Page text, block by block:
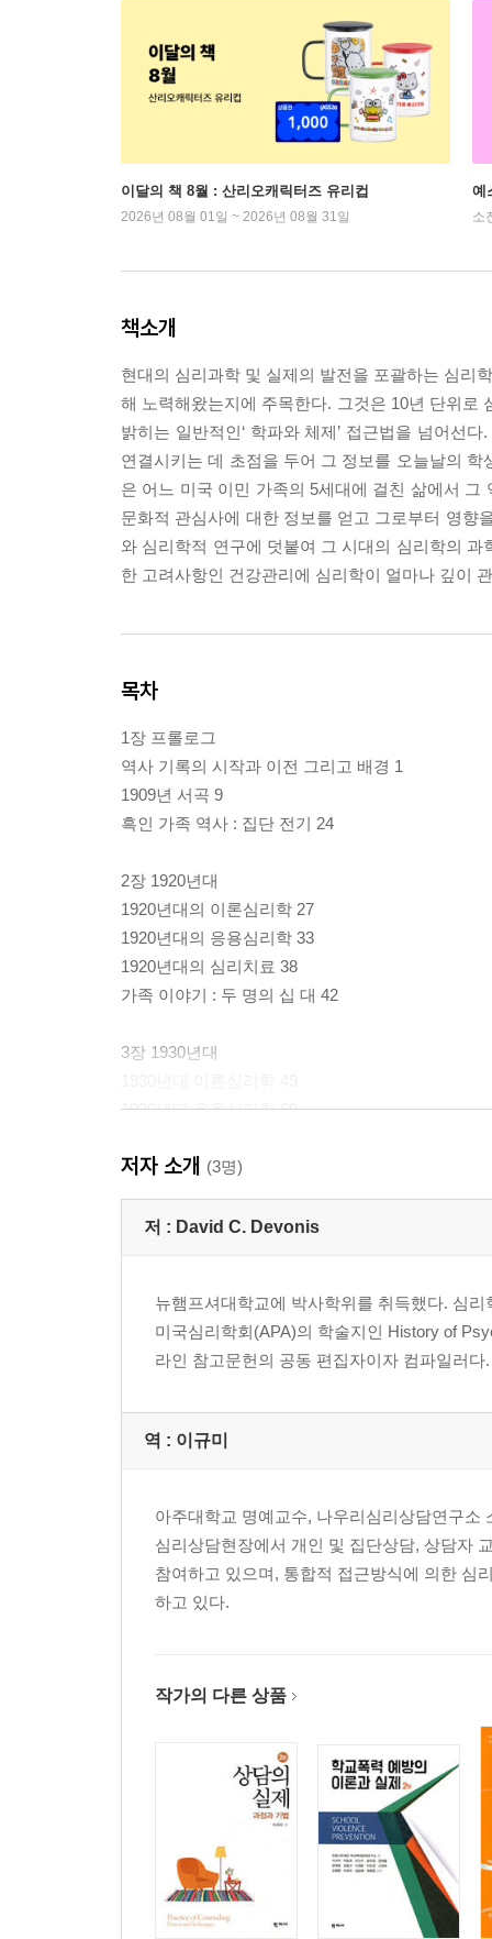
이달의 책 8월 : 산리오캐릭터즈 유리컵
2026년 08월 01일 ~ 2026년 08월 31일
예
소
책소개
현대의 심리과학 및 실제의 발전을 포괄하는 심리
해 노력해왔는지에 주목한다. 그것은 10년 단위로
밝히는 일반적인‘ 학파와 체제’ 접근법을 넘어선
연결시키는 데 초점을 두어 그 정보를 오늘날의
은 어느 미국 이민 가족의 5세대에 걸친 삶에서
문화적 관심사에 대한 정보를 얻고 그로부터 영향
와 심리학적 연구에 덧붙여 그 시대의 심리학의
한 고려사항인 건강관리에 심리학이 얼마나 깊이
목차
1장 프롤로그
역사 기록의 시작과 이전 그리고 배경 1
1909년 서곡 9
흑인 가족 역사 : 집단 전기 24
2장 1920년대
1920년대의 이론심리학 27
1920년대의 응용심리학 33
1920년대의 심리치료 38
가족 이야기 : 두 명의 십 대 42
3장 1930년대
1930년대 응용심리학 60
가족 이야기 : 역경에의 적응 71
4장 1940년대
5장 1950년대
심리학 연합의 첫 10년 105
6장 1960년대
가족 이야기 : 격변의 시기 155
7장 1970년대
1970년대의 심리학 연합 161
1980년대 : 포괄적 연합체 195
1990년대와 그 이후의 심리학 연합 : 분열되었는가
또는 회복되었는가? 225
가족 이야기 : 다섯 번째 세대 255
저자 소개 (3명)
저 : David C. Devonis
뉴햄프셔대학교에 박사학위를 취득했다. 심
미국심리학회(APA)의 학술지인 History of
라인 참고문헌의 공동 편집자이자 컴파일러다.
역 : 이규미
아주대학교 명예교수, 나우리심리상담연구
심리상담현장에서 개인 및 집단상담, 상담자
참여하고 있으며, 통합적 접근방식에 의한 심
하고 있다.
작가의 다른 상품